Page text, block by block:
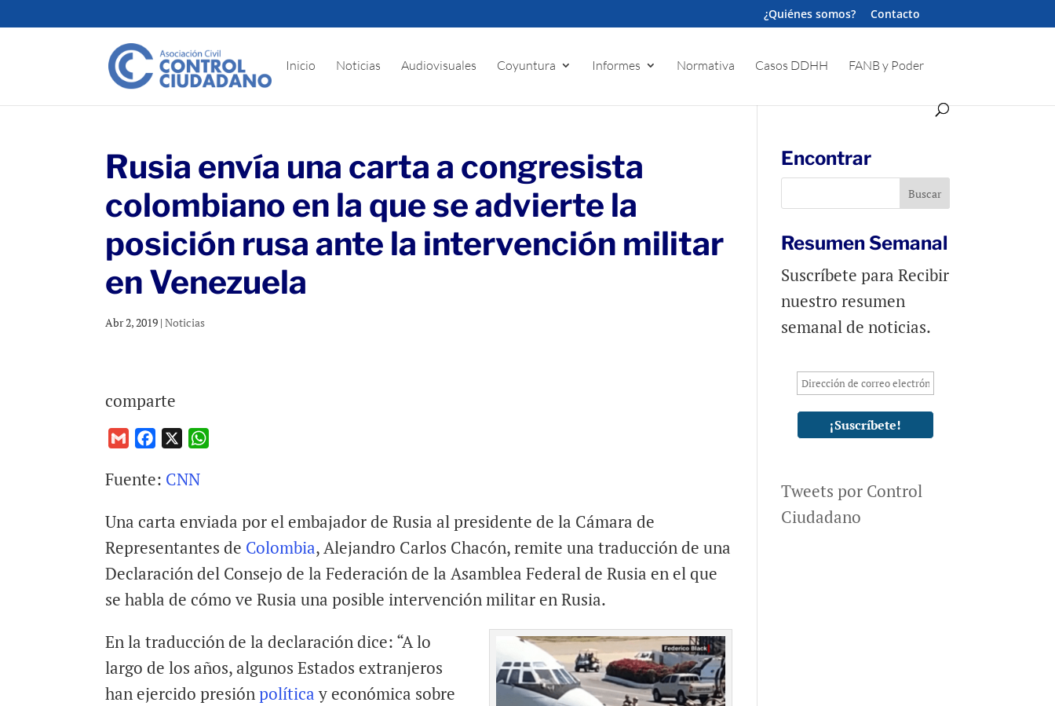
¿Quiénes somos? Contacto
Inicio Noticias Audiovisuales Coyuntura Informes Normativa Casos DDHH FANB y Poder
Rusia envía una carta a congresista
colombiano en la que se advierte la
posición rusa ante la intervención militar
en Venezuela
Abr 2, 2019 |Noticias
comparte
G
a
l
c
b
k
s
p
Fuente: CNN
Una carta enviada por el embajador de Rusia al presidente de la Cámara de
Representantes de Colombia, Alejandro Carlos Chacón, remite una traducción de una
Declaración del Consejo de la Federación de la Asamblea Federal de Rusia en el que
se habla de cómo ve Rusia una posible intervención militar en Rusia.
En la traducción de la declaración dice: “A lo
largo de los años, algunos Estados extranjeros
han ejercido presiónpolíticay económica sobre
Encontrar
Resumen Semanal
Suscríbete para Recibir
nuestro resumen
semanal de noticias.
Tweets por Control
Ciudadano